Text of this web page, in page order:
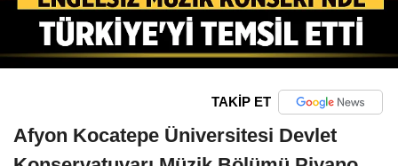
TAKİP ET
Afyon Kocatepe Üniversitesi Devlet